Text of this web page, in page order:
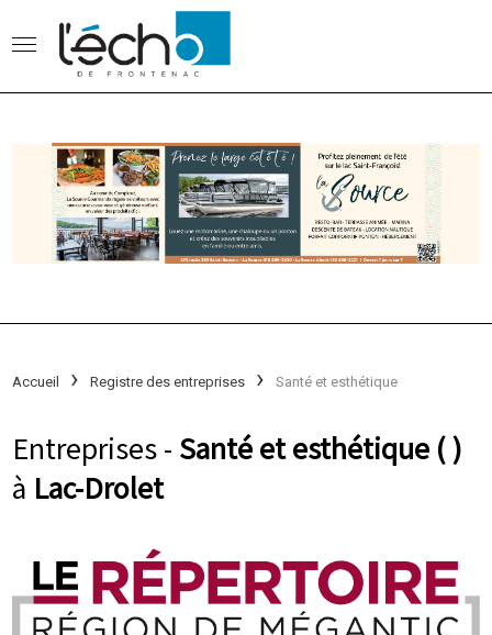
Accueil Registre des entreprises Santé et esthétique
Entreprises - Santé et esthétique ( )
à Lac-Drolet